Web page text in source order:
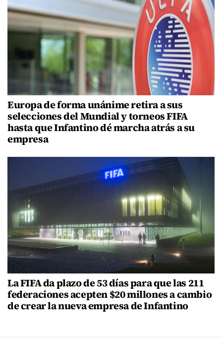
Europa de forma unánime retira a sus
selecciones del Mundial y torneos FIFA
hasta que Infantino dé marcha atrás a su
empresa
La FIFA da plazo de 53 días para que las 211
federaciones acepten $20 millones a cambio
de crear la nueva empresa de Infantino